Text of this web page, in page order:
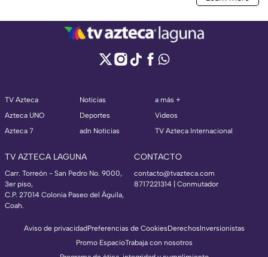
TV Azteca
Azteca UNO
Azteca 7
Noticias
Deportes
adn Noticias
a más +
Videos
TV Azteca Internacional
TV AZTECA LAGUNA
Carr. Torreón - San Pedro No. 9000,
3er piso,
C.P. 27014 Colonia Paseo del Águila,
Coah.
CONTACTO
contacto@tvazteca.com
8717221314 | Conmutador
Aviso de privacidadPreferencias de CookiesDerechosInversionistas
Promo EspacioTrabaja con nosotros